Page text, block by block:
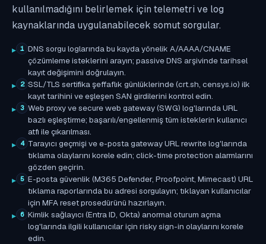
kullanılmadığını belirlemek için telemetri ve log
kaynaklarında uygulanabilecek somut sorgular.
1 DNS sorgu loglarında bu kayda yönelik A/AAAA/CNAME
çözümleme isteklerini arayın; passive DNS arşivinde tarihsel
kayıt değişimini doğrulayın.
2 SSL/TLS sertifika şeffaflık günlüklerinde (crt.sh, censys.io) ilk
kayıt tarihini ve eşleşen SAN girdilerini kontrol edin.
3 Web proxy ve secure web gateway (SWG) log'larında URL
bazlı eşleştirme; başarılı/engellenmiş tüm isteklerin kullanıcı
atfı ile çıkarılması.
4 Tarayıcı geçmişi ve e-posta gateway URL rewrite log'larında
tıklama olaylarını korele edin; click-time protection alarmlarını
gözden geçirin.
5 E-posta güvenlik (M365 Defender, Proofpoint, Mimecast) URL
tıklama raporlarında bu adresi sorgulayın; tıklayan kullanıcılar
için MFA reset prosedürünü hazırlayın.
6 Kimlik sağlayıcı (Entra ID, Okta) anormal oturum açma
log'larında ilgili kullanıcılar için risky sign-in olaylarını korele
edin.